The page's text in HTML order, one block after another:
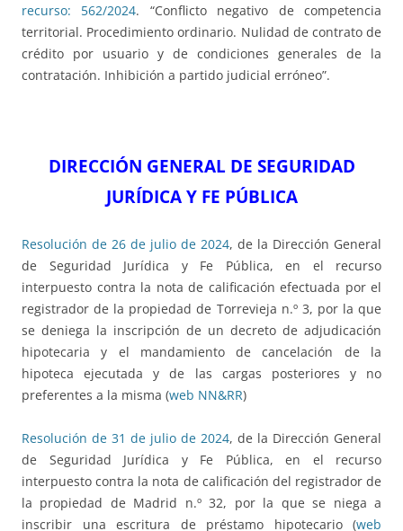
recurso: 562/2024. “Conflicto negativo de competencia
territorial. Procedimiento ordinario. Nulidad de contrato de
crédito por usuario y de condiciones generales de la
contratación. Inhibición a partido judicial erróneo”.
DIRECCIÓN GENERAL DE SEGURIDAD
JURÍDICA Y FE PÚBLICA
Resolución de 26 de julio de 2024, de la Dirección General
de Seguridad Jurídica y Fe Pública, en el recurso
interpuesto contra la nota de calificación efectuada por el
registrador de la propiedad de Torrevieja n.º 3, por la que
se deniega la inscripción de un decreto de adjudicación
hipotecaria y el mandamiento de cancelación de la
hipoteca ejecutada y de las cargas posteriores y no
preferentes a la misma (web NN&RR)
Resolución de 31 de julio de 2024, de la Dirección General
de Seguridad Jurídica y Fe Pública, en el recurso
interpuesto contra la nota de calificación del registrador de
la propiedad de Madrid n.º 32, por la que se niega a
inscribir una escritura de préstamo hipotecario (web